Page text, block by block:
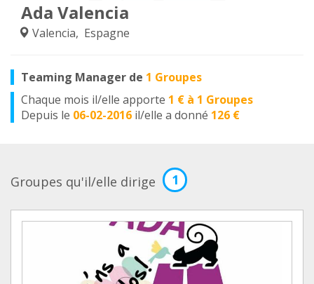
Ada Valencia
Valencia, Espagne
Teaming Manager de 1 Groupes
Chaque mois il/elle apporte 1 € à 1 Groupes
Depuis le 06-02-2016 il/elle a donné 126 €
Groupes qu'il/elle dirige 1